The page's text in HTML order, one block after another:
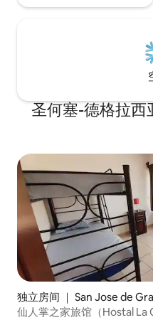
圣何塞-德格拉西
独立房间 ｜ San Jose de
仙人掌之家旅馆（Hostal La